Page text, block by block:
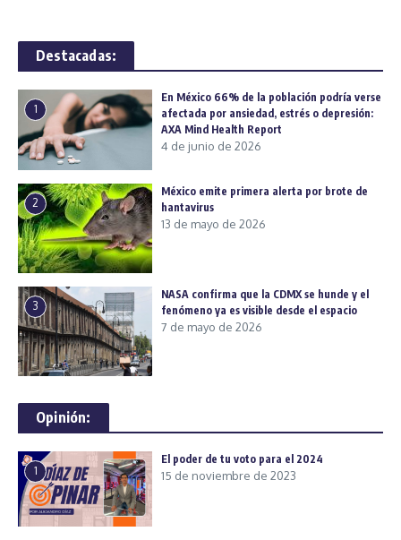
Destacadas:
1
En México 66% de la población podría verse
afectada por ansiedad, estrés o depresión:
AXA Mind Health Report
4 de junio de 2026
2
México emite primera alerta por brote de
hantavirus
13 de mayo de 2026
3
NASA confirma que la CDMX se hunde y el
fenómeno ya es visible desde el espacio
7 de mayo de 2026
Opinión:
1
El poder de tu voto para el 2024
15 de noviembre de 2023